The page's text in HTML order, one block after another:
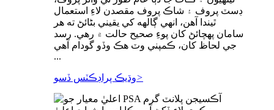
ڊسٽ پروف ۽ شاڪ پروف مقصدن لاءِ استعمال
ٿيندا آهن، انهي ڳالهه کي يقيني بڻائڻ ته هر
سامان پهچائڻ کان پوءِ صحيح حالت ۾ رهي. رسد
جي لحاظ کان، ڪمپني وٽ هڪ وڏو گودام آهي
...
وڌيڪ پراڊڪٽس ڏسو>